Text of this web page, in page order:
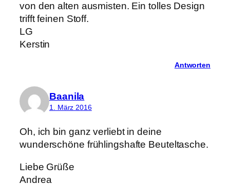
von den alten ausmisten. Ein tolles Design
trifft feinen Stoff.
LG
Kerstin
Antworten
Baanila
1. März 2016
Oh, ich bin ganz verliebt in deine
wunderschöne frühlingshafte Beuteltasche.
Liebe Grüße
Andrea